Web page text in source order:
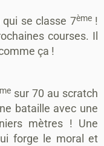
qui se classe 7ème!
courses. Il
ça !
sur 70 au scratch
bataille avec une
mètres ! Une
forge le moral et